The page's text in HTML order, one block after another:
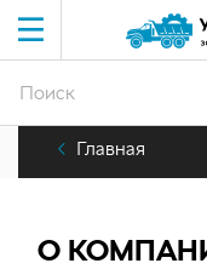
Главная
О